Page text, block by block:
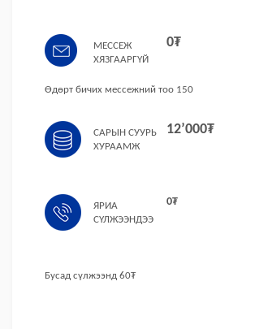
МЕССЕЖ
ХЯЗГААРГҮЙ
0₮
Өдөрт бичих мессежний тоо 150
САРЫН СУУРЬ
ХУРААМЖ
12’000₮
ЯРИА
СҮЛЖЭЭНДЭЭ
0₮
Бусад сүлжээнд 60₮